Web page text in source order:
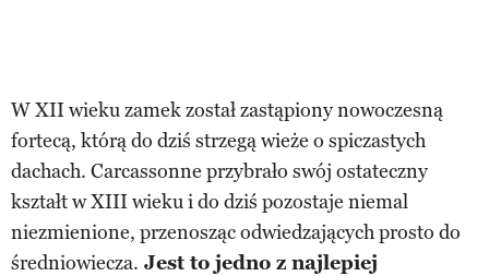
W XII wieku zamek został zastąpiony nowoczesną
fortecą, którą do dziś strzegą wieże o spiczastych
dachach. Carcassonne przybrało swój ostateczny
kształt w XIII wieku i do dziś pozostaje niemal
niezmienione, przenosząc odwiedzających prosto do
średniowiecza. Jest to jedno z najlepiej